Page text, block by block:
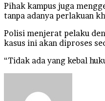
Pihak kampus juga
tanpa adanya perlakuan
Polisi menjerat pelaku
kasus ini akan diproses
“Tidak ada yang kebal